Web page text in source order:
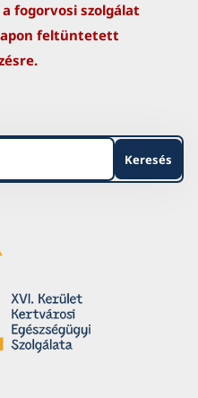
fogorvosi szolgálat
feltüntetett